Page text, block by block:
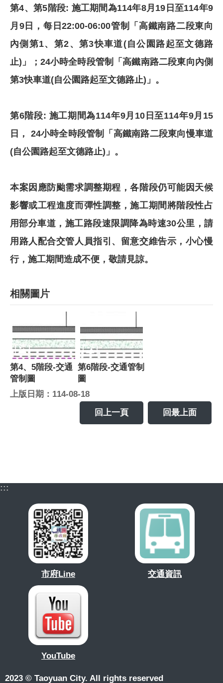
第4、第5階段: 施工期間為114年8月19日至114年9
月9日，每日22:00-06:00管制「高鐵南路二段東向
內側第1、第2、第3快車道(自公園路起至文德路
止)」；24小時全時段管制「高鐵南路二段東向內側
第3快車道(自公園路起至文德路止)」。
第6階段: 施工期間為114年9月10日至114年9月15
日， 24小時全時段管制「高鐵南路二段東向慢車道
(自公園路起至文德路止)」。
本案因應防颱需求調整期程，各階段仍可能因天候
影響或工程進度而彈性調整，施工期間將階段性占
用部分車道，施工路段速限調降為時速30公里，請
用路人配合交管人員指引、留意交維告示，小心慢
行，施工期間造成不便，敬請見諒。
相關圖片
第4、5階段-交通
管制圖
第6階段-交通管制
圖
上版日期：114-08-18
回上一頁
回最上面
:::
市府Line 交通資訊
YouTube
2023 © Taoyuan City. All rights reserved